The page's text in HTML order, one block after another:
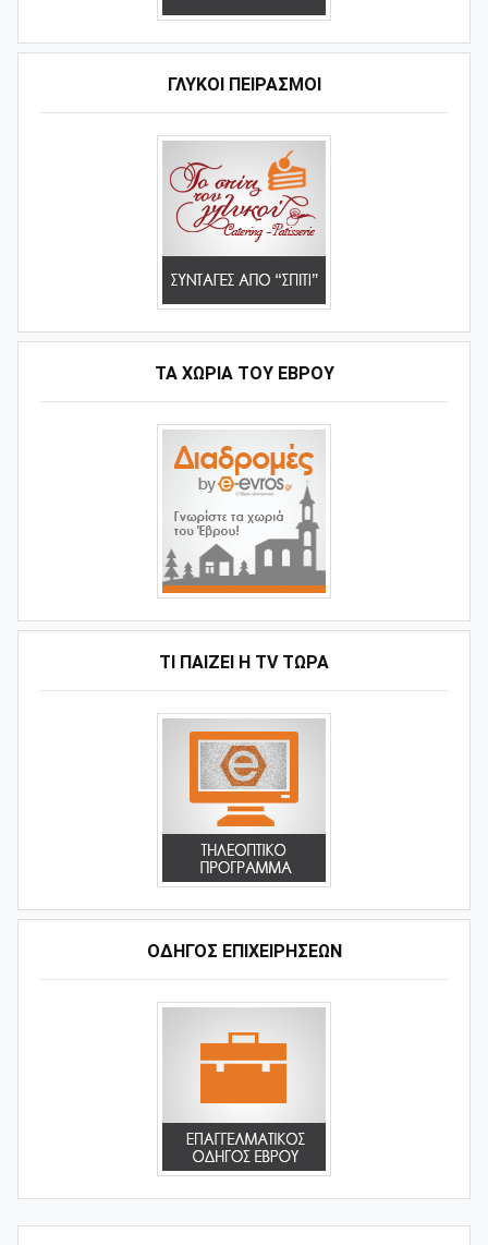
ΓΛΥΚΟΊ ΠΕΙΡΑΣΜΟΊ
ΤΑ ΧΩΡΙΆ ΤΟΥ ΈΒΡΟΥ
ΤΙ ΠΑΊΖΕΙ Η ΤV ΤΏΡΑ
ΟΔΗΓΌΣ ΕΠΙΧΕΙΡΉΣΕΩΝ